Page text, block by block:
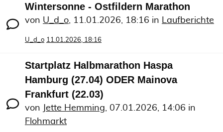
Wintersonne - Ostfildern Marathon
von U_d_o, 11.01.2026, 18:16 in Laufberichte
U_d_o 11.01.2026, 18:16
Startplatz Halbmarathon Haspa
Hamburg (27.04) ODER Mainova
Frankfurt (22.03)
von Jette Hemming, 07.01.2026, 14:06 in
Flohmarkt